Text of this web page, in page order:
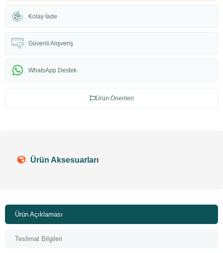
Kolay İade
Güvenli Alışveriş
WhatsApp Destek
Ürün Önerileri
Ürün Aksesuarları
Ürün Açıklaması
Teslimat Bilgileri